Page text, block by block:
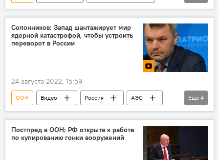
Киев
призыв Россия
Солонников: Запад шантажирует мир
ядерной катастрофой, чтобы устроить
переворот в России
24 августа 2022, 15:59
ООН Видео Россия
АЭС
Аналитика
Политика
Украина
Ядерная угроза
Еще 4
Постпред в ООН: РФ открыта к работе
по купированию гонки вооружений